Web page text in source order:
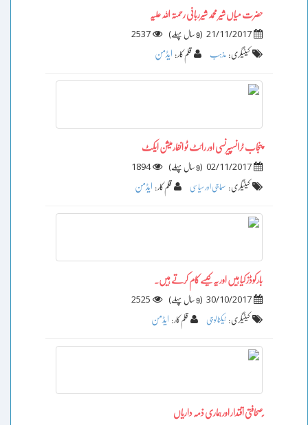
حضرت میاں شیر محمد شیرربانی رحمتہ اللہ علیہ
21/11/2017
(9 سال پہلے )
2537
کیٹیگری : مذہب قلم کار : ایڈمن
پنجاب ٹرانسپیرنسی اور رائٹ ٹو انفارمیشن ایکٹ
02/11/2017
(9 سال پہلے )
1894
کیٹیگری : سماجی اور سیاسی قلم کار : ایڈمن
بارکوڈز کیا ہیں اور یہ کیسے کام کرتے ہیں۔
30/10/2017
(9 سال پہلے )
2525
کیٹیگری : ٹیکنالوجی قلم کار : ایڈمن
ٍصحافتی اقتدار اور ہماری ذمہ داریاں